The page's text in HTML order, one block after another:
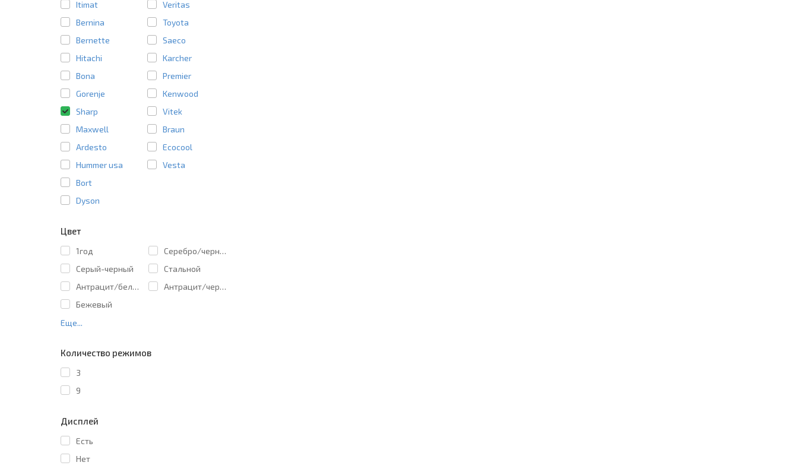
Itimat
Veritas
Bernina
Toyota
Bernette
Saeco
Hitachi
Karcher
Bona
Premier
Gorenje
Kenwood
Sharp
Vitek
Maxwell
Braun
Ardesto
Ecocool
Hummer usa
Vesta
Bort
Dyson
Цвет
1год
Cеребро/черный
Cерый-черный
Cтальной
Антрацит/белый
Антрацит/черный
Бежевый
Еще...
Количество режимов
3
9
Дисплей
Есть
Нет